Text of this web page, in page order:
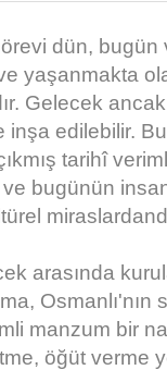
dün, bugün
yaşanmakta
Gelecek
inşa edilebilir.
tarihî
bugünün
arasında
manzum bir
öğüt verme